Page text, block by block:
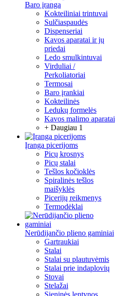
Baro įranga
Kokteiliniai trintuvai
Sulčiaspaudės
Dispenseriai
Kavos aparatai ir jų
priedai
Ledo smulkintuvai
Virduliai /
Perkoliatoriai
Termosai
Baro įrankiai
Kokteilinės
Ledukų formelės
Kavos malimo aparatai
+ Daugiau 1
Įranga picerijoms
Picų krosnys
Picų stalai
Tešlos kočioklės
Spiralinės tešlos
maišyklės
Picerijų reikmenys
Termodėklai
Nerūdijančio plieno gaminiai
Gartraukiai
Stalai
Stalai su plautuvėmis
Stalai prie indaplovių
Stovai
Stelažai
Sieninės lentynos